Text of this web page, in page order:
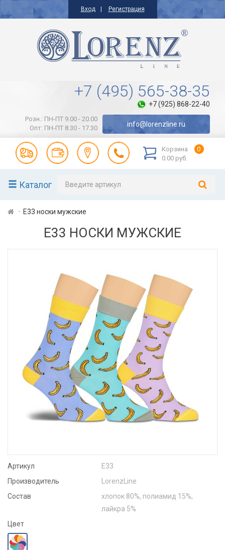
Вход Регистрация
+7 (495) 565-38-35
+7 (925) 868-22-40
Розн.: ПН-ПТ 9.00 - 20.00
Опт: ПН-ПТ 8.30 - 17.30
info@lorenzline.ru
Корзина
0
0.00 руб.
Каталог
Е33 носки мужские
Е33 НОСКИ МУЖСКИЕ
Артикул
Е33
Производитель
LorenzLine
Состав
хлопок 80%, полиамид 15%,
лайкра 5%
Цвет